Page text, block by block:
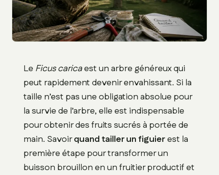
LeFicus caricaest un arbre généreux qui
peut rapidement devenir envahissant. Si la
taille n’est pas une obligation absolue pour
la survie de l’arbre, elle est indispensable
pour obtenir des fruits sucrés à portée de
main. Savoirquand tailler un figuierest la
première étape pour transformer un
buisson brouillon en un fruitier productif et